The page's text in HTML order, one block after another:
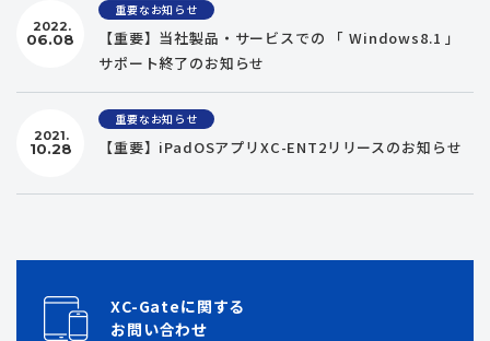
2022.
06.08
重要なお知らせ
【重要】当社製品・サービスでの 「 Windows8.1 」
サポート終了のお知らせ
2021.
10.28
重要なお知らせ
【重要】iPadOSアプリXC-ENT2リリースのお知らせ
XC-Gateに関する
お問い合わせ